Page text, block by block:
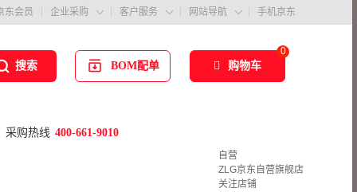
东会员 企业采购  客户服务  网站导航  手机京东
搜索 BOM配单
0
购物车
采购热线 400-661-9010
自营
ZLG京东自营旗舰店
关注店铺